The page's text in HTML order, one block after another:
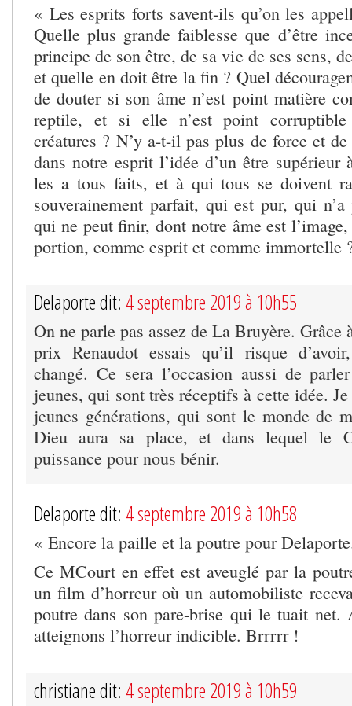
« Les esprits forts savent-ils qu’on les
Quelle plus grande faiblesse que d’être
principe de son être, de sa vie de ses sens,
et quelle en doit être la fin ? Quel
de douter si son âme n’est point matière
reptile, et si elle n’est point
créatures ? N’y a-t-il pas plus de force et
dans notre esprit l’idée d’un être
les a tous faits, et à qui tous se doivent
souverainement parfait, qui est pur, qui
qui ne peut finir, dont notre âme est
portion, comme esprit et comme immortelle
Delaporte dit: 4 septembre 2019 à 10h55
On ne parle pas assez de La Bruyère. Grâce
prix Renaudot essais qu’il risque
changé. Ce sera l’occasion aussi de
jeunes, qui sont très réceptifs à cette idée.
jeunes générations, qui sont le monde de
Dieu aura sa place, et dans lequel le
puissance pour nous bénir.
Delaporte dit: 4 septembre 2019 à 10h58
« Encore la paille et la poutre pour
Ce MCourt en effet est aveuglé par la
un film d’horreur où un automobiliste
poutre dans son pare-brise qui le tuait net.
atteignons l’horreur indicible. Brrrrr !
christiane dit: 4 septembre 2019 à 10h59